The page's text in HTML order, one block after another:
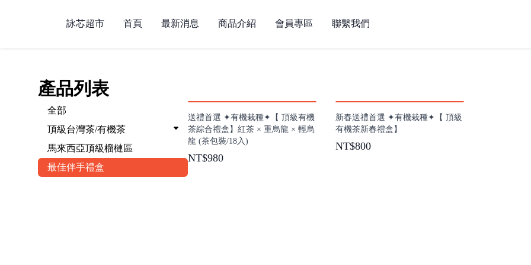
詠芯茗茶｜用心嚴選
詠芯超市 首頁 最新消息 商品介紹 會員專區 聯繫我們
產品列表
全部
頂級台灣茶/有機茶
馬來西亞頂級榴槤區
最佳伴手禮盒
送禮首選 ✦有機栽種✦【 頂級有機
茶綜合禮盒】紅茶 × 重烏龍 × 輕烏
龍 (茶包裝/18入)
NT$980
新春禮盒
新春送禮首選 ✦有機栽種✦【 頂級
有機茶新春禮盒】
NT$800